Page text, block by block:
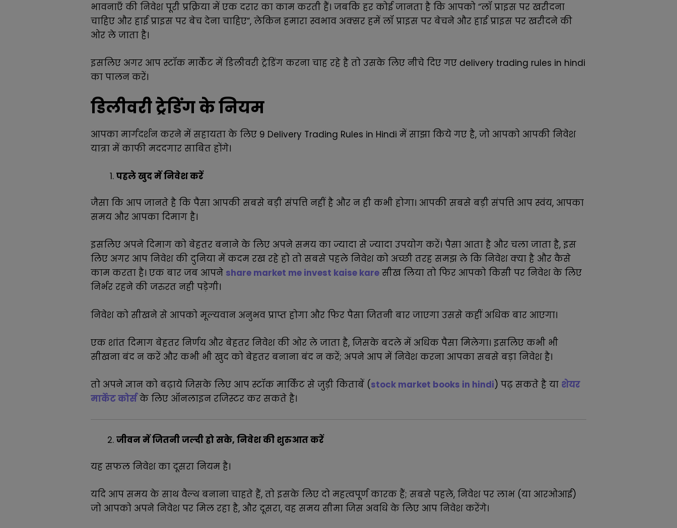
भावनाएँ की निवेश पूरी प्रक्रिया में एक दरार का काम करती हैं। जबकि हर कोई जानता है कि आपको “लॉ प्राइस पर खरीदना
चाहिए और हाई प्राइस पर बेच देना चाहिए”, लेकिन हमारा स्वभाव अक्सर हमें लॉ प्राइस पर बेचने और हाई प्राइस पर खरीदने की
ओर ले जाता है।
इसलिए अगर आप स्टॉक मार्केट में डिलीवरी ट्रेडिंग करना चाह रहे है तो उसके लिए नीचे दिए गए delivery trading rules in hindi
का पालन करें।
डिलीवरी ट्रेडिंग के नियम
आपका मार्गदर्शन करने में सहायता के लिए 9 Delivery Trading Rules in Hindi में साझा किये गए है, जो आपको आपकी निवेश
यात्रा में काफी मददगार साबित होंगे।
पहले खुद में निवेश करें
जैसा कि आप जानते है कि पैसा आपकी सबसे बड़ी संपत्ति नहीं है और न ही कभी होगा। आपकी सबसे बड़ी संपत्ति आप स्वंय, आपका
समय और आपका दिमाग है।
इसलिए अपने दिमाग को बेहतर बनाने के लिए अपने समय का ज्यादा से ज्यादा उपयोग करें। पैसा आता है और चला जाता है, इस
लिए अगर आप निवेश की दुनिया में कदम रख रहे हो तो सबसे पहले निवेश को अच्छी तरह समझ ले कि निवेश क्या है और कैसे
काम करता है। एक बार जब आपने share market me invest kaise kare सीख लिया तो फिर आपको किसी पर निवेश के लिए
निर्भर रहने की जरुरत नही पड़ेगी।
निवेश को सीखने से आपको मूल्यवान अनुभव प्राप्त होगा और फिर पैसा जितनी बार जाएगा उससे कहीं अधिक बार आएगा।
एक शांत दिमाग बेहतर निर्णय और बेहतर निवेश की ओर ले जाता है, जिसके बदले में अधिक पैसा मिलेगा। इसलिए कभी भी
सीखना बंद न करें और कभी भी खुद को बेहतर बनाना बंद न करें; अपने आप में निवेश करना आपका सबसे बड़ा निवेश है।
तो अपने ज्ञान को बढ़ाये जिसके लिए आप स्टॉक मार्किट से जुड़ी किताबें (stock market books in hindi) पढ़ सकते है या शेयर
मार्केट कोर्सके लिए ऑनलाइन रजिस्टर कर सकते है।
जीवन में जितनी जल्दी हो सके, निवेश की शुरुआत करें
यह सफल निवेश का दूसरा नियम है।
यदि आप समय के साथ वैल्थ बनाना चाहते हैं, तो इसके लिए दो महत्वपूर्ण कारक हैं; सबसे पहले, निवेश पर लाभ (या आरओआई)
जो आपको अपने निवेश पर मिल रहा है, और दूसरा, वह समय सीमा जिस अवधि के लिए आप निवेश करेंगे।